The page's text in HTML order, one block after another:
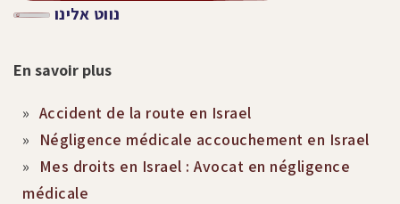
נווט אלינו
En savoir plus
Accident de la route en Israel
Négligence médicale accouchement en Israel
Mes droits en Israel : Avocat en négligence
médicale